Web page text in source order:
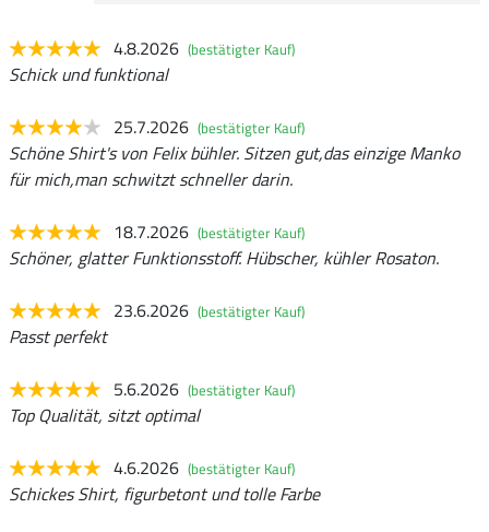
4.8.2026 (bestätigter Kauf)
Schick und funktional
25.7.2026 (bestätigter Kauf)
Schöne Shirt's von Felix bühler. Sitzen gut,das einzige Manko
für mich,man schwitzt schneller darin.
18.7.2026 (bestätigter Kauf)
Schöner, glatter Funktionsstoff. Hübscher, kühler Rosaton.
23.6.2026 (bestätigter Kauf)
Passt perfekt
5.6.2026 (bestätigter Kauf)
Top Qualität, sitzt optimal
4.6.2026 (bestätigter Kauf)
Schickes Shirt, figurbetont und tolle Farbe